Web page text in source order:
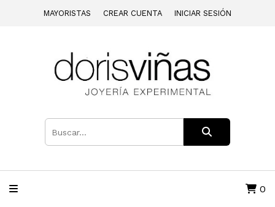
MAYORISTAS CREAR CUENTA INICIAR SESIÓN
0